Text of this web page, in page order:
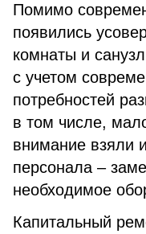
Помимо
появились
комнаты и
с учетом
потребностей
в том числе,
внимание взяли
персонала –
необходимое
Капитальный